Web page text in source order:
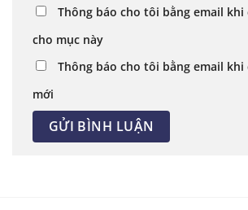
Thông báo cho tôi bằng email khi
cho mục này
Thông báo cho tôi bằng email khi
mới